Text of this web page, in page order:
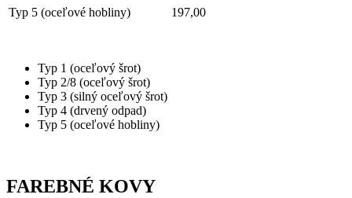
Typ 5 (oceľové hobliny) 197,00
Typ 1 (oceľový šrot)
Typ 2/8 (oceľový šrot)
Typ 3 (silný oceľový šrot)
Typ 4 (drvený odpad)
Typ 5 (oceľové hobliny)
FAREBNÉ KOVY